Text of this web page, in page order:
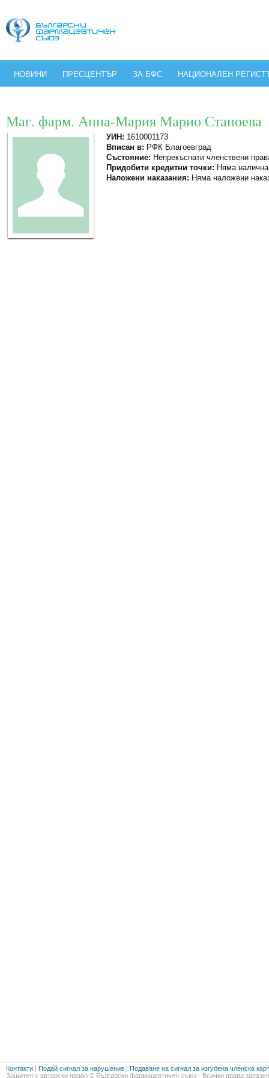
НОВИНИ ПРЕСЦЕНТЪР ЗА БФС НАЦИОНАЛЕН
Маг. фарм. Анна-Мария Марио Станоева
УИН: 1610001173
Вписан в: РФК Благоевград
Състояние: Непрекъснати членствени
Придобити кредитни точки: Няма
Наложени наказания: Няма наложени
Контакти | Подай сигнал за нарушение | Подаване на сигнал за изгубена членска
Защитен с авторско право © Български фармацевтичен съюз - Всички права